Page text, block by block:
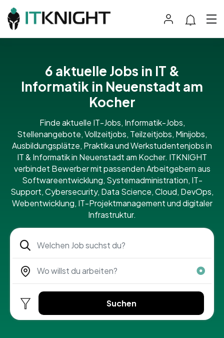
6 aktuelle Jobs in IT &
Informatik in Neuenstadt am
Kocher
Finde aktuelle IT-Jobs, Informatik-Jobs,
Stellenangebote, Vollzeitjobs, Teilzeitjobs, Minijobs,
Ausbildungsplätze, Praktika und Werkstudentenjobs in
IT & Informatik in Neuenstadt am Kocher. ITKNIGHT
verbindet Bewerber mit passenden Arbeitgebern aus
Softwareentwicklung, Systemadministration, IT-
Support, Cybersecurity, Data Science, Cloud, DevOps,
Webentwicklung, IT-Projektmanagement und digitaler
Infrastruktur.
Suchen